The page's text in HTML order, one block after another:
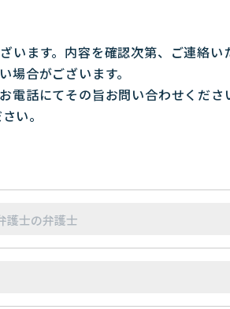
ます。内容を確認次第、ご連絡い
合がございます。
電話にてその旨お問い合わせくださ
い。